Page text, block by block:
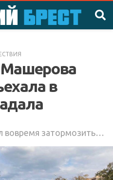
Машерова
в
вовремя затормозить…